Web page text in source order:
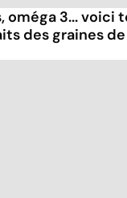
oméga 3... voici
des graines